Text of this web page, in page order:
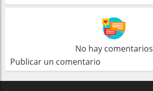
No hay comentarios
Publicar un comentario